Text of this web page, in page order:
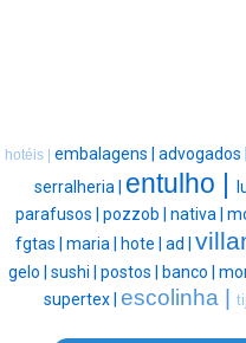
hotéis | embalagens | advogados |
serralheria | entulho |
parafusos | pozzob | nativa |
fgtas | maria | hote | ad |
gelo | sushi | postos | banco |
supertex | escolinha |